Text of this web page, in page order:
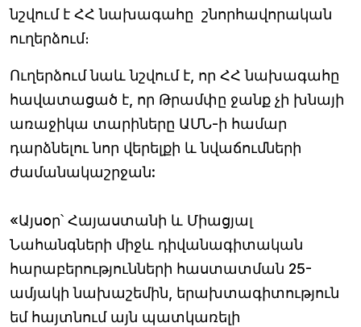
նշվում է ՀՀ նախագահը շնորհավորական
ուղերձում։
Ուղերձում նաև նշվում է, որ ՀՀ նախագահը
հավատացած է, որ Թրամփը ջանք չի խնայի
առաջիկա տարիները ԱՄՆ-ի համար
դարձնելու նոր վերելքի և նվաճումների
ժամանակաշրջան:
«Այսօր՝ Հայաստանի և Միացյալ
Նահանգների միջև դիվանագիտական
հարաբերությունների հաստատման 25-
ամյակի նախաշեմին, երախտագիտություն
եմ հայտնում այն պատկառելի